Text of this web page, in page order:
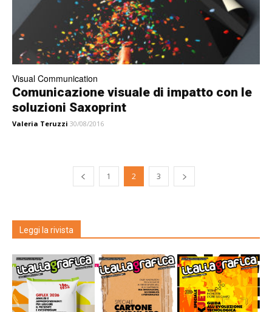
Visual Communication
Comunicazione visuale di impatto con le
soluzioni Saxoprint
Valeria Teruzzi 30/08/2016
1 2 3
Leggi la rivista